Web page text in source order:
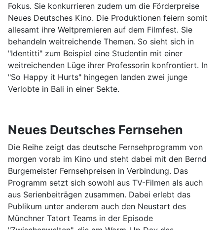
Fokus. Sie konkurrieren zudem um die Förderpreise
Neues Deutsches Kino. Die Produktionen feiern somit
allesamt ihre Weltpremieren auf dem Filmfest. Sie
behandeln weitreichende Themen. So sieht sich in
"Identitti" zum Beispiel eine Studentin mit einer
weitreichenden Lüge ihrer Professorin konfrontiert. In
"So Happy it Hurts" hingegen landen zwei junge
Verlobte in Bali in einer Sekte.
Neues Deutsches Fernsehen
Die Reihe zeigt das deutsche Fernsehprogramm von
morgen vorab im Kino und steht dabei mit den Bernd
Burgemeister Fernsehpreisen in Verbindung. Das
Programm setzt sich sowohl aus TV-Filmen als auch
aus Serienbeiträgen zusammen. Dabei erlebt das
Publikum unter anderem auch den Neustart des
Münchner Tatort Teams in der Episode